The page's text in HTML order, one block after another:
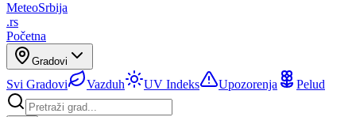
MeteoSrbija
.rs
Početna
Gradovi
Svi Gradovi Vazduh UV Indeks Upozorenja Pelud